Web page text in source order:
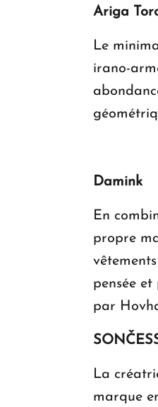
Ariga
Le
irano-
Damink
En
propre
pensée
par
La
marque